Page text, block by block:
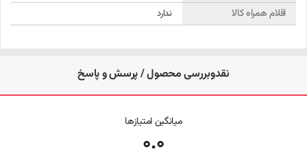
اقلام همراه کالا ندارد
نقدوبررسی محصول / پرسش و پاسخ
میانگین امتیازها
0.0